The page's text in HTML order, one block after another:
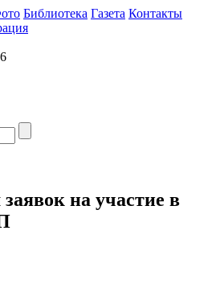
Библиотека Газета Контакты
на участие в